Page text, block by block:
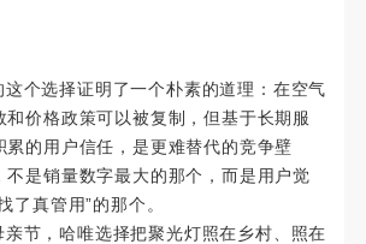
这个选择证明了一个朴素的道理：在空气
和价格政策可以被复制，但基于长期服
累的用户信任，是更难替代的竞争壁
不是销量数字最大的那个，而是用户觉
了真管用”的那个。
亲节，哈唯选择把聚光灯照在乡村、照在